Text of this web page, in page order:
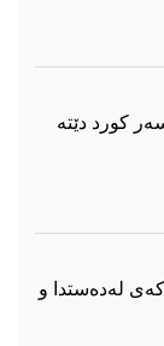
كورد دێتە
لەدەستدا و